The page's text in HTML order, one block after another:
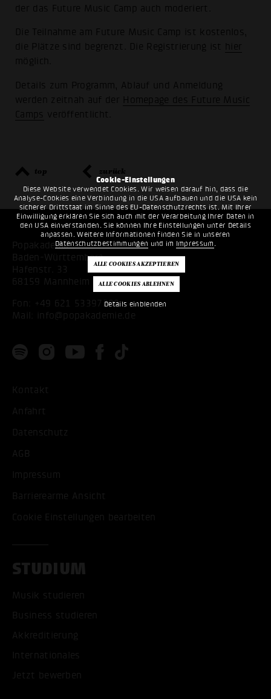
Cookie-Einstellungen
Diese Website verwendet Cookies. Wir weisen darauf hin, dass die
Analyse-Cookies eine Verbindung in die USA aufbauen und die USA kein
sicherer Drittstaat im Sinne des EU-Datenschutzrechts ist. Mit Ihrer
Einwilligung erklären Sie sich auch mit der Verarbeitung Ihrer Daten in
den USA einverstanden. Sie können Ihre Einstellungen unter Details
anpassen. Weitere Informationen finden Sie in unseren
Datenschutzbestimmungen und im Impressum .
Details einblenden
der das Future Music Camp auch moderiert.
Die Teilnahme am Future Music Camp ist kostenlos,
die Plätze sind begrenzt. Die Registrierung ist
hier
möglich.
Details zum Programm, Ablauf und Anmeldung
werden zeitnah auf der Homepage des Future Music
Camps veröffentlicht.
top zurück
Popakademie
Baden-Württemberg
Hafenstr. 33
68159 Mannheim
Fon:
+49 621 53397200
Mail:
info@popakademie.de
Kontakt
Anfahrt
Datenschutz
AGB
Impressum
Barrierearme Ansicht
Cookie Einstellungen bearbeiten
STUDIUM
Musik studieren
Business studieren
Akkreditierung
Internationales
Jetzt bewerben